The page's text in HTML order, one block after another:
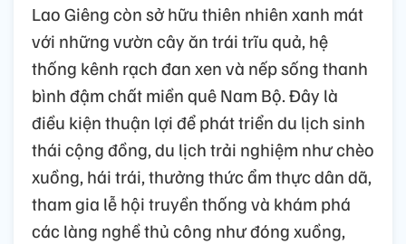
Lao Giêng còn sở hữu thiên nhiên xanh mát
với những vườn cây ăn trái trĩu quả, hệ
thống kênh rạch đan xen và nếp sống thanh
bình đậm chất miền quê Nam Bộ. Đây là
điều kiện thuận lợi để phát triển du lịch sinh
thái cộng đồng, du lịch trải nghiệm như chèo
xuồng, hái trái, thưởng thức ẩm thực dân dã,
tham gia lễ hội truyền thống và khám phá
các làng nghề thủ công như đóng xuồng,